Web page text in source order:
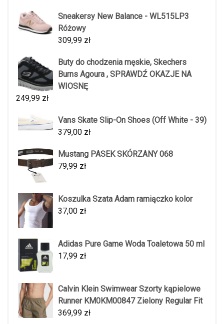
Sneakersy New Balance - WL515LP3
Różowy
309,99 zł
Buty do chodzenia męskie, Skechers
Burns Agoura , SPRAWDŹ OKAZJE NA
WIOSNĘ
249,99 zł
Vans Skate Slip-On Shoes (Off White - 39)
379,00 zł
Mustang PASEK SKÓRZANY 068
79,99 zł
Koszulka Szata Adam ramiączko kolor
37,00 zł
Adidas Pure Game Woda Toaletowa 50 ml
17,99 zł
Calvin Klein Swimwear Szorty kąpielowe
Runner KM0KM00847 Zielony Regular Fit
369,99 zł